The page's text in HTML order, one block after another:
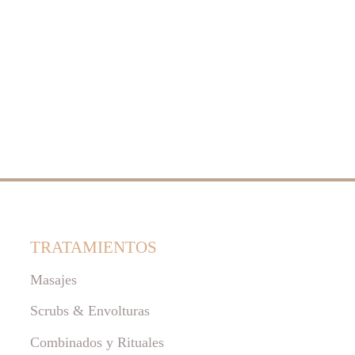
Masajes
Scrubs & Envolturas
Combinados y Rituales
TRATAMIENTOS